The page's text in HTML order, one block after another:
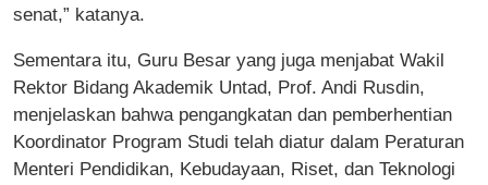
senat,” katanya.
Sementara itu, Guru Besar yang juga menjabat Wakil
Rektor Bidang Akademik Untad, Prof. Andi Rusdin,
menjelaskan bahwa pengangkatan dan pemberhentian
Koordinator Program Studi telah diatur dalam Peraturan
Menteri Pendidikan, Kebudayaan, Riset, dan Teknologi